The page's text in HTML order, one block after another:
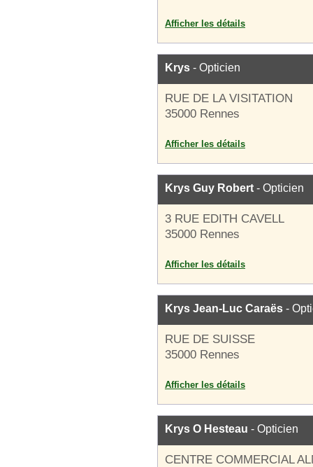
Afficher les détails
Krys - Opticien
RUE DE LA VISITATION
35000 Rennes
Afficher les détails
Krys Guy Robert - Opticien
3 RUE EDITH CAVELL
35000 Rennes
Afficher les détails
Krys Jean-Luc Caraës -
RUE DE SUISSE
35000 Rennes
Afficher les détails
Krys O Hesteau - Opticien
CENTRE COMMERCIAL